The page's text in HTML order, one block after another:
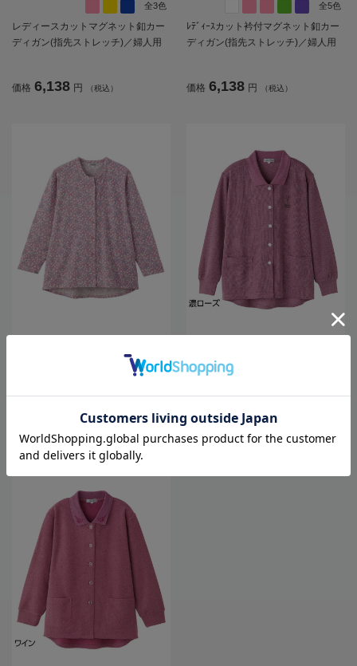
全3色
レディースカットマグネット釦カー
ディガン(指先ストレッチ)／婦人用
価格 6,138 円 （税込）
全5色
ﾚﾃﾞｨｰｽカット衿付マグネット釦カー
ディガン(指先ストレッチ)／婦人用
価格 6,138 円 （税込）
【前開き】【秋冬】カットマグネッ
レッチ)／婦人用／レディース／高齢
者／シニア／介護／施設／秋冬／お
レディーススナップ釦ポロカーディ
ーディガン【CF】
3,938 円